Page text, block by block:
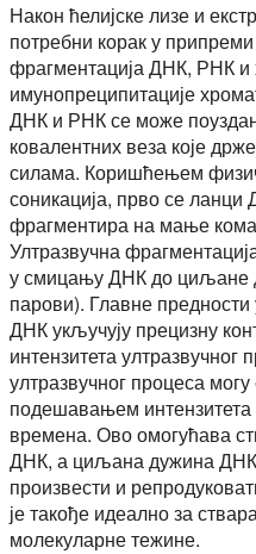
Након ћелијске лизе и
потребни корак у
фрагментација ДНК, РНК и
имунопреципитације
ДНК и РНК се може
ковалентних веза које
силама. Коришћењем
соникација, прво се
фрагментира на мање
Ултразвучна
у смицању ДНК до циљане
парови). Главне
ДНК укључују прецизну
интензитета
ултразвучног процеса
подешавањем интензитета
времена. Ово омогућава
ДНК, а циљана дужина
произвести и
је такође идеално за
молекуларне тежине.